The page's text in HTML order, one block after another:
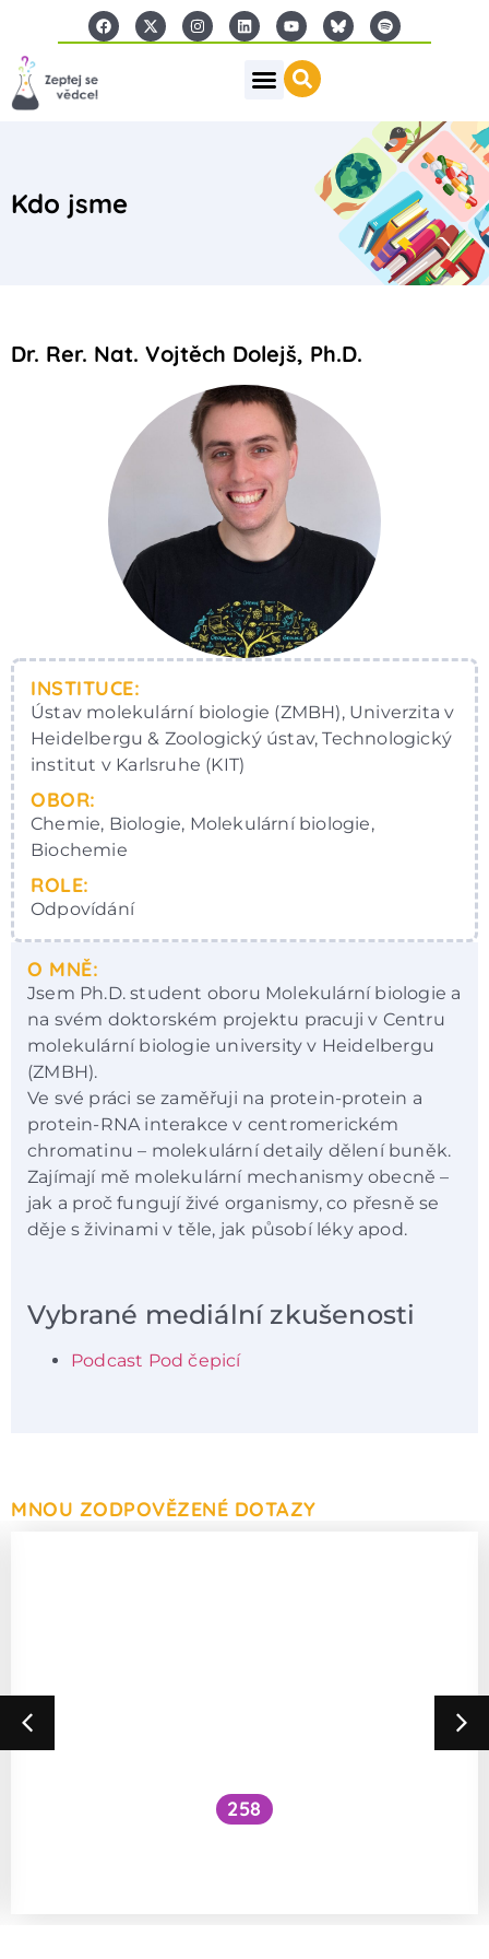
Kdo jsme
Dr. Rer. Nat. Vojtěch Dolejš, Ph.D.
INSTITUCE:
Ústav molekulární biologie (ZMBH), Univerzita v
Heidelbergu & Zoologický ústav, Technologický
institut v Karlsruhe (KIT)
OBOR:
Chemie, Biologie, Molekulární biologie,
Biochemie
ROLE:
Odpovídání
O MNĚ:
Jsem Ph.D. student oboru Molekulární biologie a
na svém doktorském projektu pracuji v Centru
molekulární biologie university v Heidelbergu
(ZMBH).
Ve své práci se zaměřuji na protein-protein a
protein-RNA interakce v centromerickém
chromatinu – molekulární detaily dělení buněk.
Zajímají mě molekulární mechanismy obecně –
jak a proč fungují živé organismy, co přesně se
děje s živinami v těle, jak působí léky apod.
Vybrané mediální zkušenosti
Podcast Pod čepicí
MNOU ZODPOVĚZENÉ DOTAZY
258